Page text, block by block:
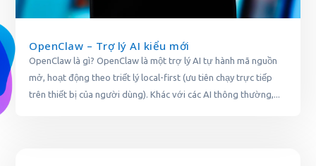
OpenClaw – Trợ lý AI kiểu mới
OpenClaw là gì? OpenClaw là một trợ lý AI tự hành mã nguồn
mở, hoạt động theo triết lý local-first (ưu tiên chạy trực tiếp
trên thiết bị của người dùng). Khác với các AI thông thường,...